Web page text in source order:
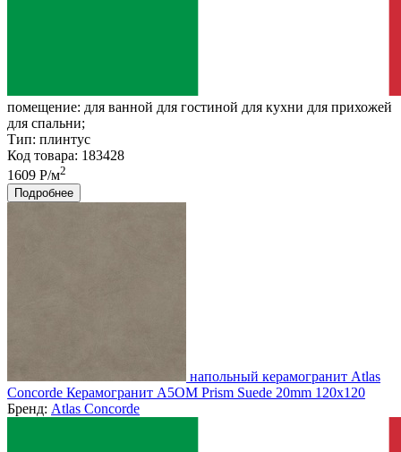
помещение: для ванной для гостиной для кухни для прихожей
для спальни;
Тип: плинтус
Код товара: 183428
1609 Р/м2
Подробнее
напольный керамогранит Atlas
Concorde Керамогранит A5OM Prism Suede 20mm 120x120
Бренд: Atlas Concorde